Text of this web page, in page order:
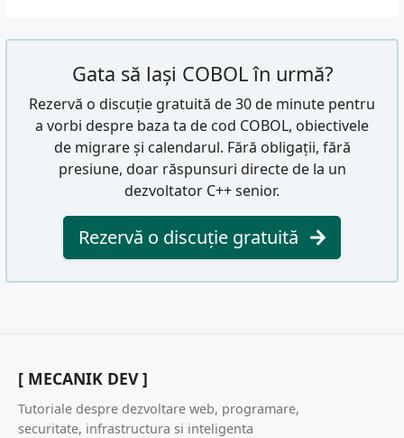
Gata să lași COBOL în urmă?
Rezervă o discuție gratuită de 30 de minute pentru
a vorbi despre baza ta de cod COBOL, obiectivele
de migrare și calendarul. Fără obligații, fără
presiune, doar răspunsuri directe de la un
dezvoltator C++ senior.
Rezervă o discuție gratuită
[ MECANIK DEV ]
Tutoriale despre dezvoltare web, programare,
securitate, infrastructura si inteligenta